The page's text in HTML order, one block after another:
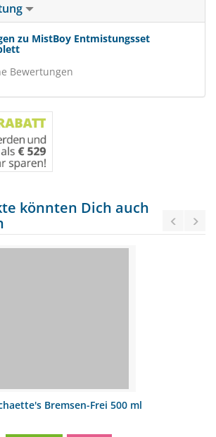
zu MistBoy Entmistungsset
Bewertungen
könnten Dich auch
Bremsen-Frei 500 ml